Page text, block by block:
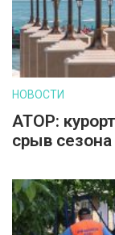
НОВОСТИ
АТОР:
срыв сезона